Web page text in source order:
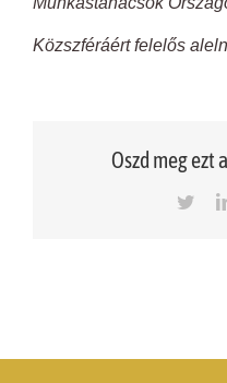
Közszféráért felelős
Oszd meg ezt